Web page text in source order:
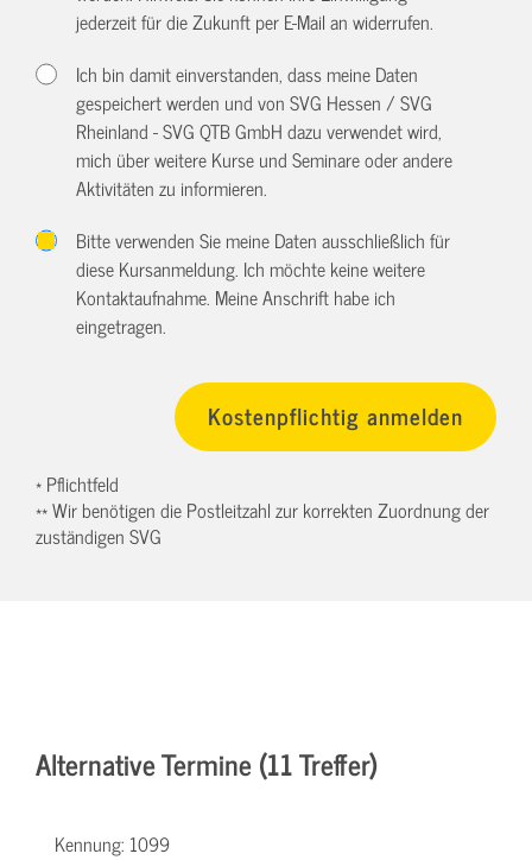
jederzeit für die Zukunft per E-Mail anwiderrufen.
Ich bin damit einverstanden, dass meine Daten
gespeichert werden und von SVG Hessen / SVG
Rheinland - SVG QTB GmbH dazu verwendet wird,
mich über weitere Kurse und Seminare oder andere
Aktivitäten zu informieren.
Bitte verwenden Sie meine Daten ausschließlich für
diese Kursanmeldung. Ich möchte keine weitere
Kontaktaufnahme. Meine Anschrift habe ich
eingetragen.
* Pflichtfeld
** Wir benötigen die Postleitzahl zur korrekten Zuordnung der
zuständigen SVG
Alternative Termine (11 Treffer)
Kennung: 1099